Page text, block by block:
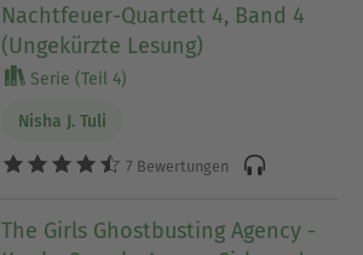
Nachtfeuer-Quartett 4, Band 4
(Ungekürzte Lesung)
Serie (Teil 4)
Nisha J. Tuli
7 Bewertungen
The Girls Ghostbusting Agency -